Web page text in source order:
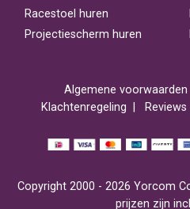
Racestoel huren
Projectiescherm huren
Algemene voorwaarden
Klachtenregeling
Reviews
Copyright 2000 - 2026 Yorcom
prijzen zijn